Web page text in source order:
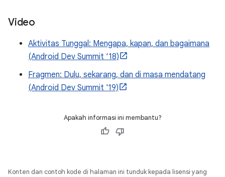
Video
Aktivitas Tunggal: Mengapa, kapan, dan bagaimana
(Android Dev Summit ‘18)
Fragmen: Dulu, sekarang, dan di masa mendatang
(Android Dev Summit '19)
Apakah informasi ini membantu?
Konten dan contoh kode di halaman ini tunduk kepada lisensi yang